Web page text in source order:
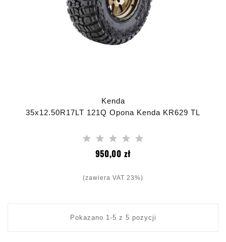
Kenda
35x12.50R17LT 121Q Opona Kenda KR629 TL
950,00 złCena
(zawiera VAT 23%)
Pokazano 1-5 z 5 pozycji